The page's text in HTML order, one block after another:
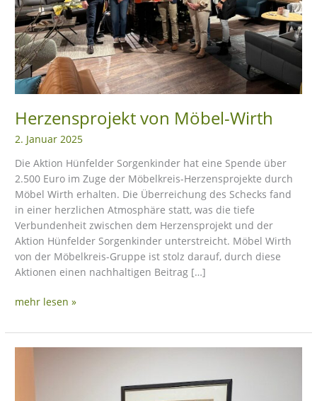
Herzensprojekt von Möbel-Wirth
2. Januar 2025
Die Aktion Hünfelder Sorgenkinder hat eine Spende über
2.500 Euro im Zuge der Möbelkreis-Herzensprojekte durch
Möbel Wirth erhalten. Die Überreichung des Schecks fand
in einer herzlichen Atmosphäre statt, was die tiefe
Verbundenheit zwischen dem Herzensprojekt und der
Aktion Hünfelder Sorgenkinder unterstreicht. Möbel Wirth
von der Möbelkreis-Gruppe ist stolz darauf, durch diese
Aktionen einen nachhaltigen Beitrag […]
mehr lesen »